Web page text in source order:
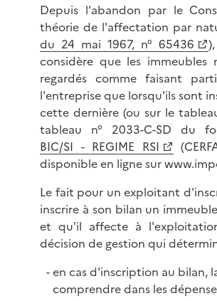
Depuis l'abandon par le
théorie de l'affectation par
du 24 mai 1967, n° 65436
considère que les immeubles
regardés comme faisant
l'entreprise que lorsqu'ils sont
cette dernière (ou sur le
tableau n° 2033-C-SD du
BIC/SI - REGIME RSI
disponible en ligne sur
Le fait pour un exploitant
inscrire à son bilan un
et qu'il affecte à
décision de gestion qui
en cas d'inscription au bilan,
comprendre dans les